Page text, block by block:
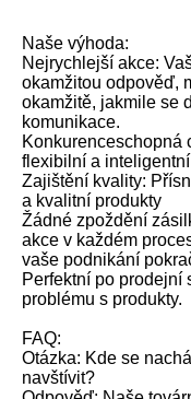
Naše výhoda:
Nejrychlejší akce:
okamžitou odpověď,
okamžitě, jakmile se
komunikace.
Konkurenceschopná
flexibilní a
Zajištění kvality:
a kvalitní produkty
Žádné zpoždění
akce v každém
vaše podnikání
Perfektní po prodejní
problému s produkty.
FAQ:
Otázka: Kde se
navštívit?